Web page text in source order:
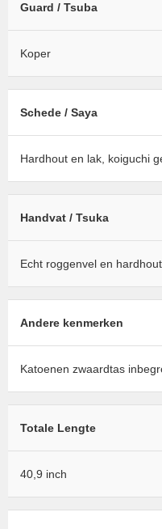
Guard / Tsuba
Koper
Schede / Saya
Hardhout en lak, koiguchi
Handvat / Tsuka
Echt roggenvel en hardhout
Andere kenmerken
Katoenen zwaardtas
Totale Lengte
40,9 inch